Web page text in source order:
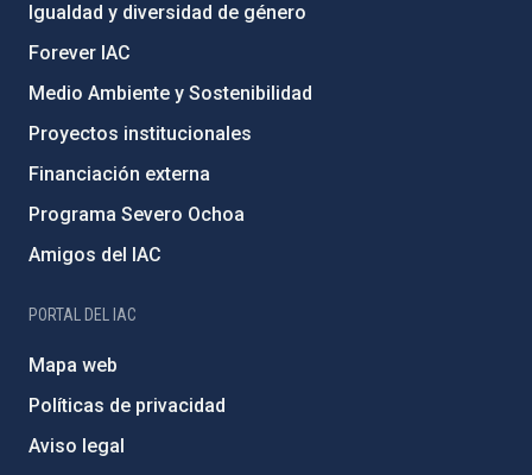
Igualdad y diversidad de género
Forever IAC
Medio Ambiente y Sostenibilidad
Proyectos institucionales
Financiación externa
Programa Severo Ochoa
Amigos del IAC
PORTAL DEL IAC
Mapa web
Políticas de privacidad
Aviso legal